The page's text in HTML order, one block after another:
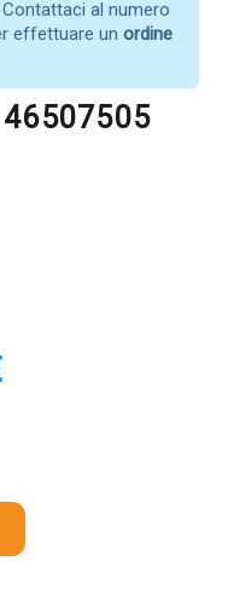
Contattaci al numero
effettuare un ordine
Il
prezzo